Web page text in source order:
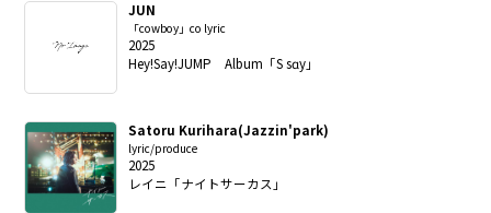
JUN
「cowboy」co lyric
2025
Hey!Say!JUMP Album「S sɑy」
Satoru Kurihara(Jazzin'park)
lyric/produce
2025
レイニ「ナイトサーカス」